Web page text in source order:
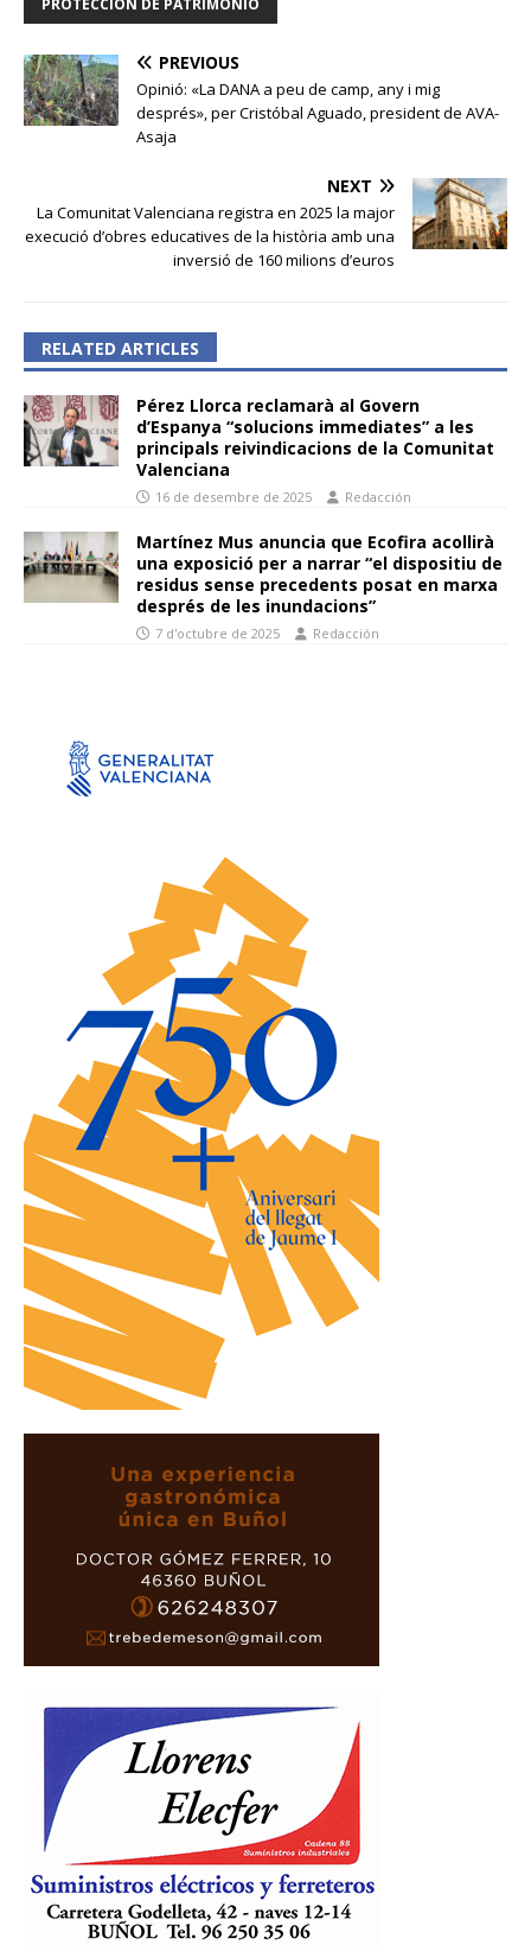
PREVIOUS
Opinió: «La DANA a peu de camp, any i mig
després», per Cristóbal Aguado, president de AVA-
Asaja
NEXT
La Comunitat Valenciana registra en 2025 la major
execució d’obres educatives de la història amb una
inversió de 160 milions d’euros
RELATED ARTICLES
Pérez Llorca reclamarà al Govern
d’Espanya “solucions immediates” a les
principals reivindicacions de la Comunitat
Valenciana
16 de desembre de 2025 Redacción
Martínez Mus anuncia que Ecofira acollirà
una exposició per a narrar “el dispositiu de
residus sense precedents posat en marxa
després de les inundacions”
7 d'octubre de 2025 Redacción